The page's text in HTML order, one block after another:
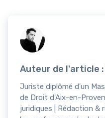
Auteur de l'article
Juriste diplômé d'un
de Droit d'Aix-en-
juridiques | Rédaction